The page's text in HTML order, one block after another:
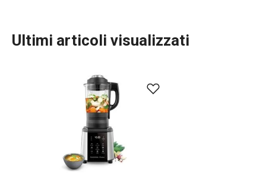
Cucinare
Elettrodomestici
Ultimi articoli visualizzati